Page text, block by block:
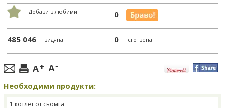
Добави в любими 0
485 046 видяна 0 сготвена
Необходими продукти:
1 котлет от сьомга